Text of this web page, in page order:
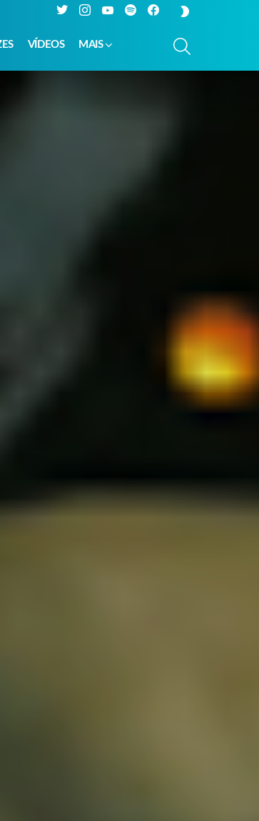
TwitterInstagramYouTubeSpotify Facebook
VÍDEOS MAIS